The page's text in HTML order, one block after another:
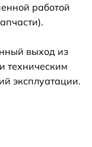
работой
выход из
техническим
эксплуатации.